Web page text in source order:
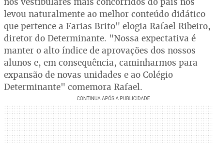
levou naturalmente ao melhor conteúdo didático
que pertence a Farias Brito" elogia Rafael Ribeiro,
diretor do Determinante. "Nossa expectativa é
manter o alto índice de aprovações dos nossos
alunos e, em consequência, caminharmos para
expansão de novas unidades e ao Colégio
Determinante" comemora Rafael.